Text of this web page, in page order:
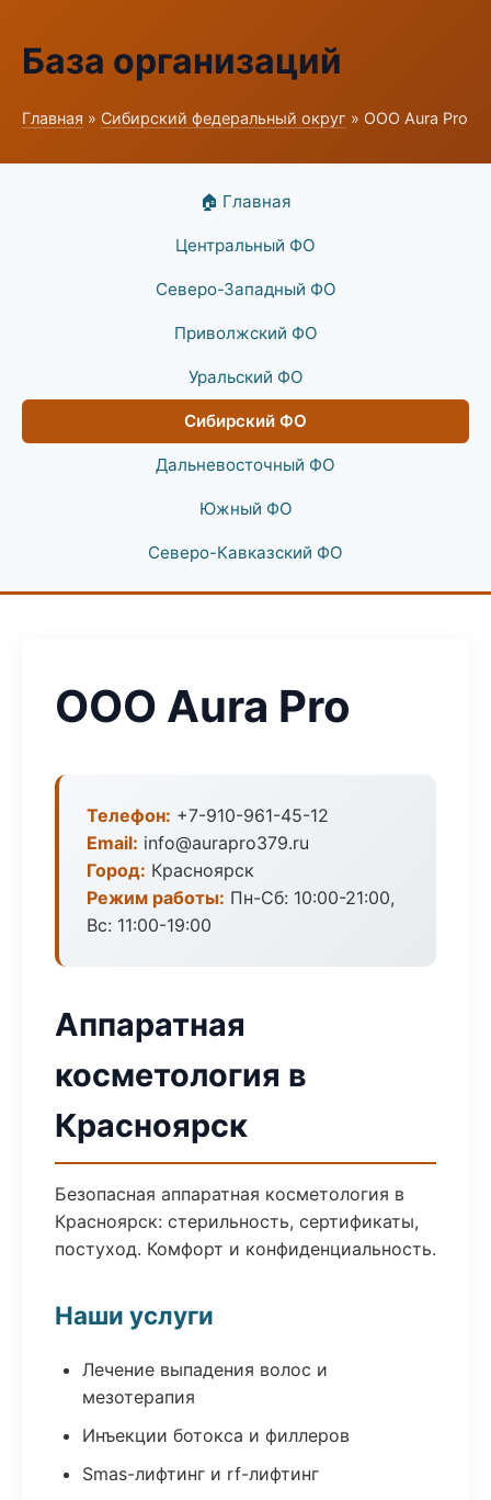
База организаций
Главная » Сибирский федеральный округ » ООО Aura Pro
🏠 Главная
Центральный ФО
Северо-Западный ФО
Приволжский ФО
Уральский ФО
Сибирский ФО
Дальневосточный ФО
Южный ФО
Северо-Кавказский ФО
ООО Aura Pro
Телефон: +7-910-961-45-12
Email: info@aurapro379.ru
Город: Красноярск
Режим работы: Пн-Сб: 10:00-21:00,
Вс: 11:00-19:00
Аппаратная
косметология в
Красноярск
Безопасная аппаратная косметология в
Красноярск: стерильность, сертификаты,
постуход. Комфорт и конфиденциальность.
Наши услуги
Лечение выпадения волос и
мезотерапия
Инъекции ботокса и филлеров
Smas-лифтинг и rf-лифтинг